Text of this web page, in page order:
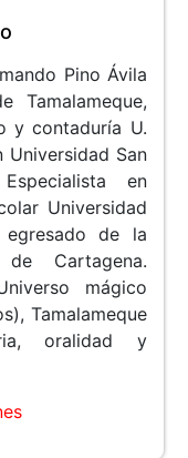
Pino Ávila
Tamalameque,
y contaduría U.
Universidad San
en
Universidad
egresado de la
Cartagena.
mágico
Tamalameque
oralidad y